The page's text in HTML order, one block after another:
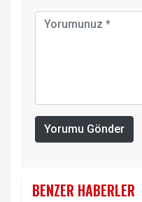
Yorumu Gönder
BENZER HABERLER